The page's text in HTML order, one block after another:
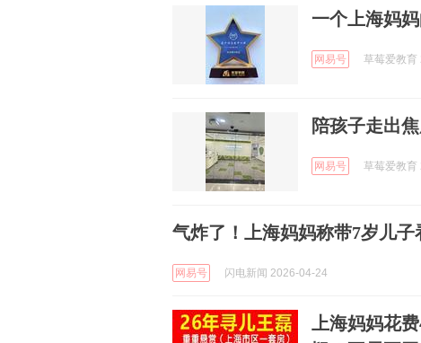
一个上海妈
网易号 草莓爱教育
陪孩子走出
网易号 草莓爱教育
气炸了！上海妈妈称带7岁儿
网易号 闪电新闻 2026-04-24
上海妈妈花